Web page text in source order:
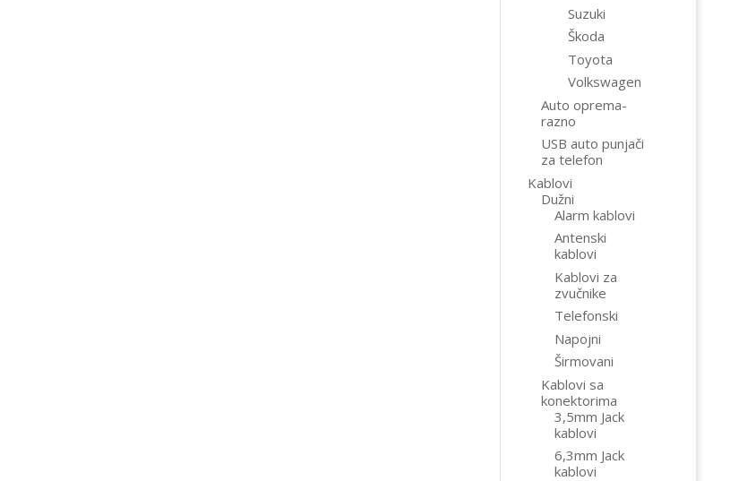
Suzuki
Škoda
Toyota
Volkswagen
Auto oprema-
razno
USB auto punjači
za telefon
Kablovi
Dužni
Alarm kablovi
Antenski
kablovi
Kablovi za
zvučnike
Telefonski
Napojni
Širmovani
Kablovi sa
konektorima
3,5mm Jack
kablovi
6,3mm Jack
kablovi